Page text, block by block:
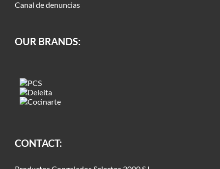
Canal de denuncias
OUR BRANDS:
CONTACT: